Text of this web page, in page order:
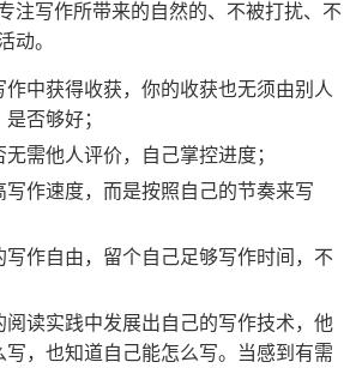
注写作所带来的自然的、不被打扰、不
动。
作中获得收获，你的收获也无须由别人
否够好；
需他人评价，自己掌控进度；
写作速度，而是按照自己的节奏来写
写作自由，留个自己足够写作时间，不
阅读实践中发展出自己的写作技术，他
写，也知道自己能怎么写。当感到有需